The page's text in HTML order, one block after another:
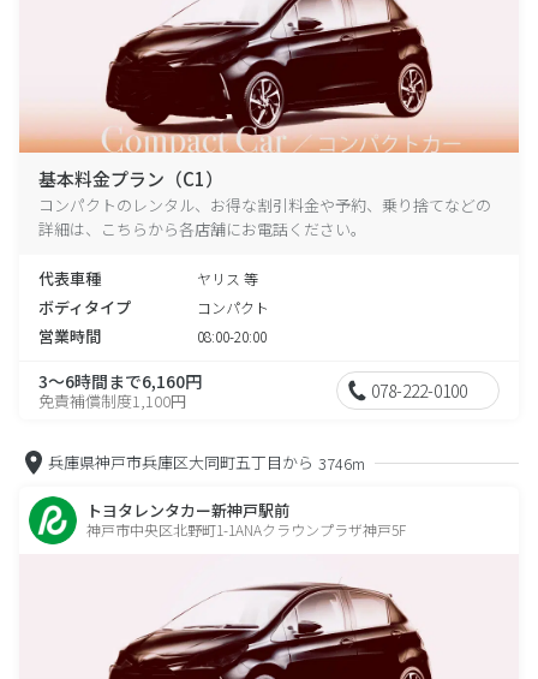
基本料金プラン（C1）
コンパクトのレンタル、お得な割引料金や予約、乗り捨てなどの
詳細は、こちらから各店舗にお電話ください。
代表車種 ヤリス 等
ボディタイプ コンパクト
営業時間 08:00-20:00
3～6時間まで6,160円
免責補償制度1,100円 078-222-0100
兵庫県神戸市兵庫区大同町五丁目から 3746m
トヨタレンタカー新神戸駅前
神戸市中央区北野町1-1ANAクラウンプラザ神戸5F